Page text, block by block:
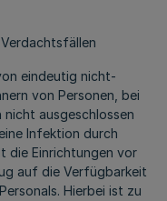
eindeutig nicht-
von Personen, bei
ausgeschlossen
Infektion durch
die Einrichtungen vor
auf die Verfügbarkeit
Hierbei ist zu